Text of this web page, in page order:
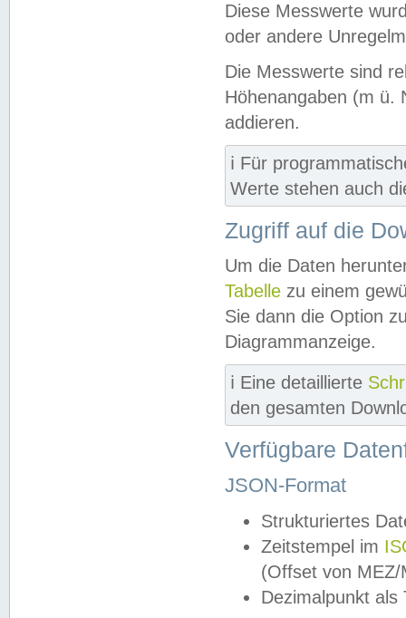
Diese Messwerte
oder andere
Die Messwerte sind
Höhenangaben (m ü.
addieren.
ℹ️ Für
Werte stehen auch
Zugriff auf die
Um die Daten
Tabelle zu einem
Sie dann die Option
Diagrammanzeige.
ℹ️ Eine detaillierte
den gesamten
Verfügbare
JSON-Format
Strukturiertes
Zeitstempel im
(Offset von MEZ/
Dezimalpunkt als